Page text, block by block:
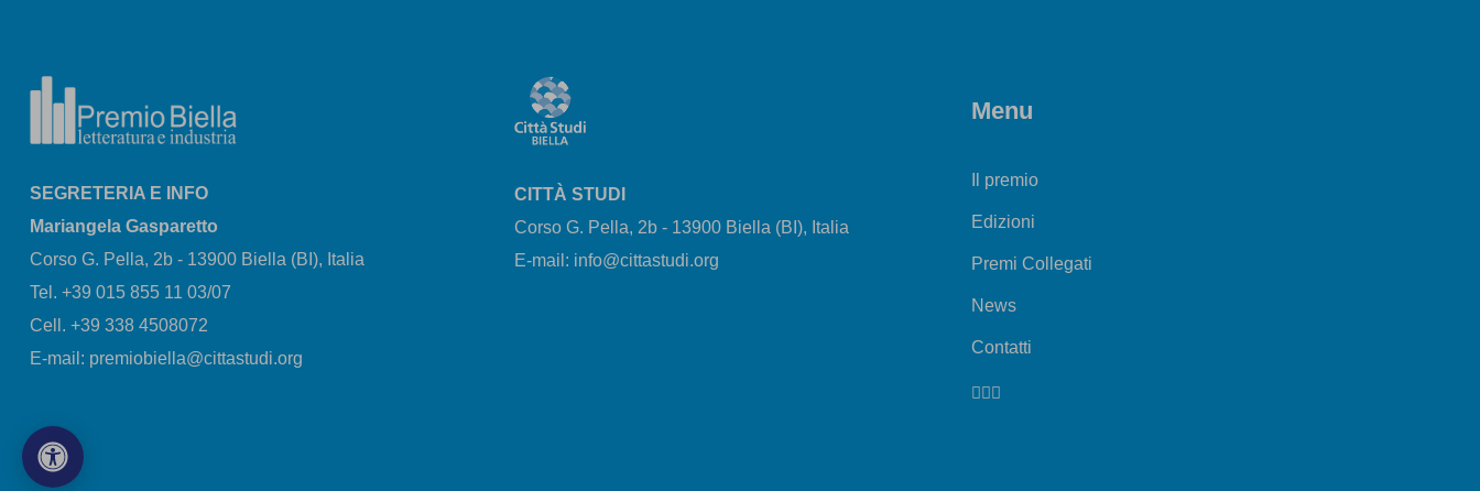
SEGRETERIA E INFO
Mariangela Gasparetto
Corso G. Pella, 2b - 13900 Biella (BI), Italia
Tel. +39 015 855 11 03/07
Cell. +39 338 4508072
E-mail: premiobiella@cittastudi.org
CITTÀ STUDI
Corso G. Pella, 2b - 13900 Biella (BI), Italia
E-mail: info@cittastudi.org
Menu
Il premio
Edizioni
Premi Collegati
News
Contatti